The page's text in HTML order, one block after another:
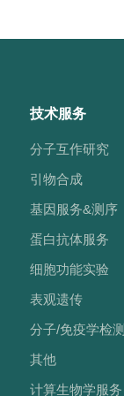
技术服务
分子互作研究
引物合成
基因服务&测序
蛋白抗体服务
细胞功能实验
表观遗传
分子/免疫学检测
其他
计算生物学服务